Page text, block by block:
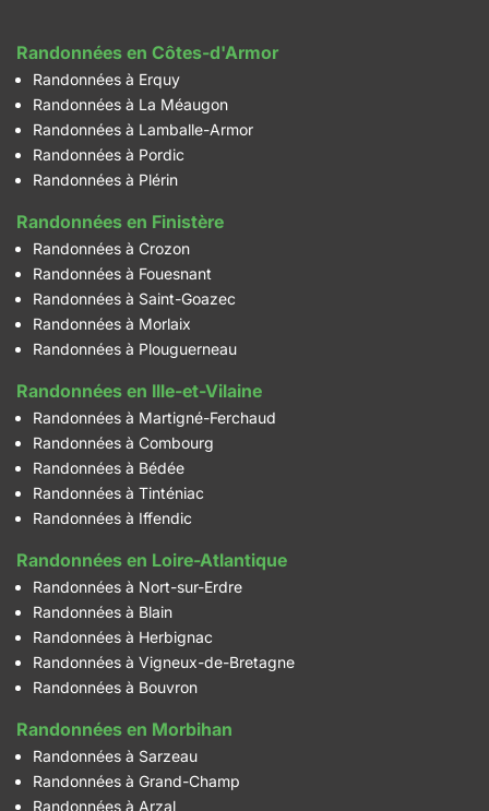
Randonnées en Côtes-d'Armor
Randonnées à Erquy
Randonnées à La Méaugon
Randonnées à Lamballe-Armor
Randonnées à Pordic
Randonnées à Plérin
Randonnées en Finistère
Randonnées à Crozon
Randonnées à Fouesnant
Randonnées à Saint-Goazec
Randonnées à Morlaix
Randonnées à Plouguerneau
Randonnées en Ille-et-Vilaine
Randonnées à Martigné-Ferchaud
Randonnées à Combourg
Randonnées à Bédée
Randonnées à Tinténiac
Randonnées à Iffendic
Randonnées en Loire-Atlantique
Randonnées à Nort-sur-Erdre
Randonnées à Blain
Randonnées à Herbignac
Randonnées à Vigneux-de-Bretagne
Randonnées à Bouvron
Randonnées en Morbihan
Randonnées à Sarzeau
Randonnées à Grand-Champ
Randonnées à Arzal